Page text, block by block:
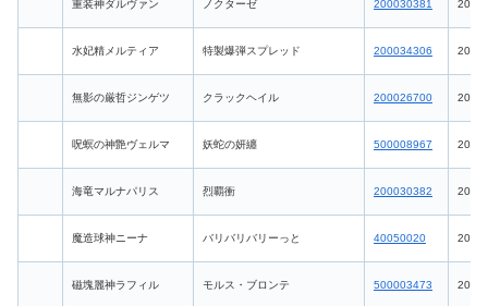
重装神ダルヴァン ノクターゼ 200030381
水妃精メルティア 特製爆弾スプレッド 200034306
無影の厳哲ジンゲツ クラックヘイル 200026700
呪螟の神艶ヴェルマ 妖蛇の妍纏 500008967
海竜マルナパリス 烈覇衝 200030382
魔造球神ニーナ バリバリバリーっと 40050020
磁塊麗神ラフィル モルス・ブロンテ 500003473